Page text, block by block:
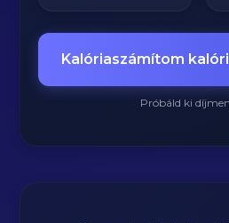
Kalóriaszámítom
Próbáld ki